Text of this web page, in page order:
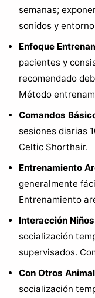
semanas;
sonidos y
Enfoque
pacientes y
recomendado
Método
Comandos
sesiones diarias
Celtic Shorthair.
Entrenamiento
generalmente
Entrenamiento
Interacción
socialización
supervisados.
Con Otros
socialización